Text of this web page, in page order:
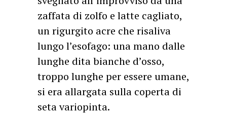
zaffata di zolfo e latte cagliato,
un rigurgito acre che risaliva
lungo l’esofago: una mano dalle
lunghe dita bianche d’osso,
troppo lunghe per essere umane,
si era allargata sulla coperta di
seta variopinta.